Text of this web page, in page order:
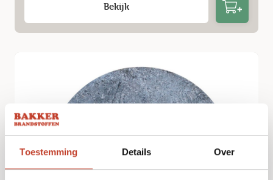
Toestemming Details Over
Bekijk